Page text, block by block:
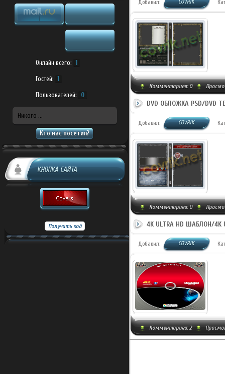
Онлайн всего: 1
Гостей: 1
Пользователей: 0
Никого ...
Кто нас посетил?
КНОПКА САЙТА
Добавил:
Комментариев: 0
DVD ОБЛОЖКА PSD/DVD
Добавил: COVRIK
Комментариев: 0
4K ULTRA HD ШАБЛОН/4K
Добавил: COVRIK
Комментариев:2